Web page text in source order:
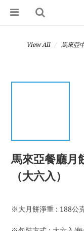
View All 馬來亞
馬來亞餐廳月
（大六入）
※大月餅淨重 : 188公